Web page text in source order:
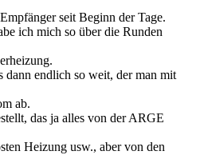
seit Beginn der Tage.
ich mich so über die Runden
dann endlich so weit, der man mit
ab.
das ja alles von der ARGE
Heizung usw., aber von den